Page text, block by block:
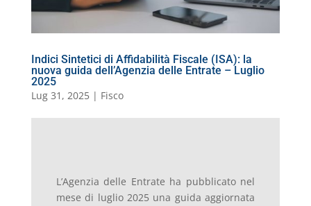
Indici Sintetici di Affidabilità Fiscale (ISA): la
nuova guida dell’Agenzia delle Entrate – Luglio
2025
Lug 31, 2025| Fisco
L’Agenzia delle Entrate ha pubblicato nel
mese di luglio 2025 una guida aggiornata